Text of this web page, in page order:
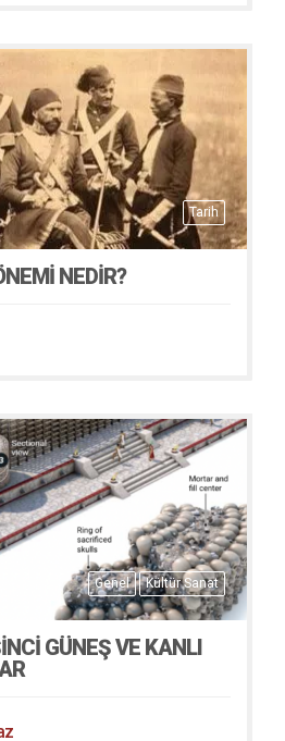
Tarih
NEDIR?
Genel Kültür Sanat
GÜNEŞ VE KANLI